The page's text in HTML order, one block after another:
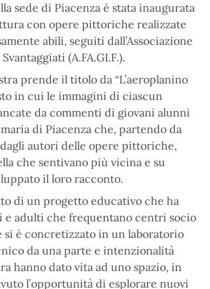
sede di Piacenza è stata inaugurata
con opere pittoriche realizzate
abili, seguiti dall’Associazione
(A.FA.GI.F.).
prende il titolo da “L’aeroplanino
in cui le immagini di ciascun
da commenti di giovani alunni
di Piacenza che, partendo da
autori delle opere pittoriche,
che sentivano più vicina e su
il loro racconto.
di un progetto educativo che ha
e adulti che frequentano centri socio
è concretizzato in un laboratorio
da una parte e intenzionalità
hanno dato vita ad uno spazio, in
l’opportunità di esplorare nuovi